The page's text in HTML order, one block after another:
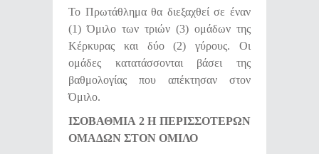
Το Πρωτάθλημα θα διεξαχθεί σε έναν
(1) Όμιλο των τριών (3) ομάδων της
Κέρκυρας και δύο (2) γύρους. Οι
ομάδες κατατάσσονται βάσει της
βαθμολογίας που απέκτησαν στον
Όμιλο.
ΙΣΟΒΑΘΜΙΑ 2 Η ΠΕΡΙΣΣΟΤΕΡΩΝ
ΟΜΑΔΩΝ ΣΤΟΝ ΟΜΙΛΟ